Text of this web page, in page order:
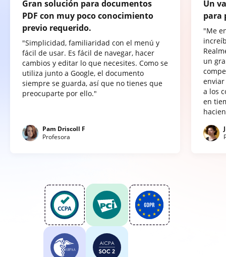
Gran solución para documentos
PDF con muy poco conocimiento
previo requerido.
"Simplicidad, familiaridad con el menú y
fácil de usar. Es fácil de navegar, hacer
cambios y editar lo que necesites. Como se
utiliza junto a Google, el documento
siempre se guarda, así que no tienes que
preocuparte por ello."
Pam Driscoll F
Profesora
Un
para
"Me
un
a los
en